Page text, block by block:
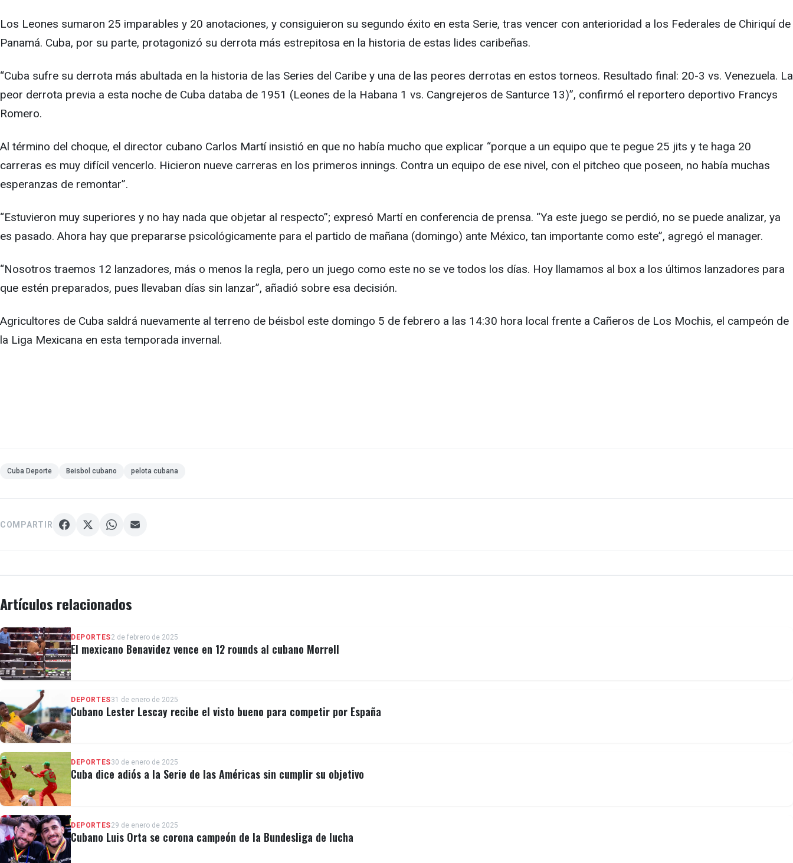
Los Leones sumaron 25 imparables y 20 anotaciones, y consiguieron su segundo éxito en esta Serie, tras vencer con anterioridad a los Federales de Chiriquí de
Panamá. Cuba, por su parte, protagonizó su derrota más estrepitosa en la historia de estas lides caribeñas.
“Cuba sufre su derrota más abultada en la historia de las Series del Caribe y una de las peores derrotas en estos torneos. Resultado final: 20-3 vs. Venezuela. La
peor derrota previa a esta noche de Cuba databa de 1951 (Leones de la Habana 1 vs. Cangrejeros de Santurce 13)”, confirmó el reportero deportivo Francys
Romero.
Al término del choque, el director cubano Carlos Martí insistió en que no había mucho que explicar “porque a un equipo que te pegue 25 jits y te haga 20
carreras es muy difícil vencerlo. Hicieron nueve carreras en los primeros innings. Contra un equipo de ese nivel, con el pitcheo que poseen, no había muchas
esperanzas de remontar”.
“Estuvieron muy superiores y no hay nada que objetar al respecto”; expresó Martí en conferencia de prensa. “Ya este juego se perdió, no se puede analizar, ya
es pasado. Ahora hay que prepararse psicológicamente para el partido de mañana (domingo) ante México, tan importante como este”, agregó el manager.
“Nosotros traemos 12 lanzadores, más o menos la regla, pero un juego como este no se ve todos los días. Hoy llamamos al box a los últimos lanzadores para
que estén preparados, pues llevaban días sin lanzar”, añadió sobre esa decisión.
Agricultores de Cuba saldrá nuevamente al terreno de béisbol este domingo 5 de febrero a las 14:30 hora local frente a Cañeros de Los Mochis, el campeón de
la Liga Mexicana en esta temporada invernal.
Cuba Deporte Beisbol cubano pelota cubana
COMPARTIR
Artículos relacionados
DEPORTES2 de febrero de 2025
El mexicano Benavidez vence en 12 rounds al cubano Morrell
DEPORTES31 de enero de 2025
Cubano Lester Lescay recibe el visto bueno para competir por España
DEPORTES30 de enero de 2025
Cuba dice adiós a la Serie de las Américas sin cumplir su objetivo
DEPORTES29 de enero de 2025
Cubano Luis Orta se corona campeón de la Bundesliga de lucha